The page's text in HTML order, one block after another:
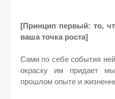
[Принцип первый: то,
ваша точка роста]
Сами по себе события
окраску им придает
прошлом опыте и